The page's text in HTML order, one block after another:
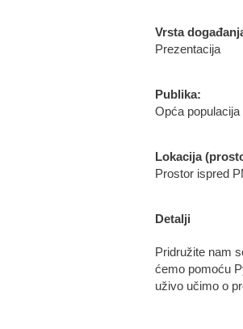
Vrsta
Prezentacija
Publika:
Opća populacija
Lokacija
Prostor ispred
Detalji
Pridružite nam
ćemo pomoću
uživo učimo o